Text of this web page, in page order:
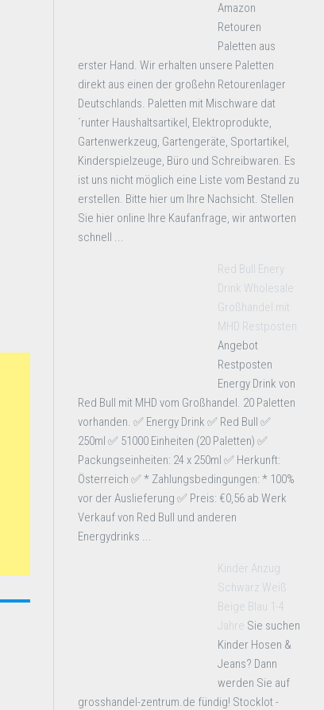
Amazon
Retouren
Paletten aus
erster Hand. Wir erhalten unsere Paletten
direkt aus einen der großehn Retourenlager
Deutschlands. Paletten mit Mischware dat
´runter Haushaltsartikel, Elektroprodukte,
Gartenwerkzeug, Gartengeräte, Sportartikel,
Kinderspielzeuge, Büro und Schreibwaren. Es
ist uns nicht möglich eine Liste vom Bestand zu
erstellen. Bitte hier um Ihre Nachsicht. Stellen
Sie hier online Ihre Kaufanfrage, wir antworten
schnell ...
Red Bull Enery
Drink Wholesale
Großhandel mit
MHD Restposten
Angebot
Restposten
Energy Drink von
Red Bull mit MHD vom Großhandel. 20 Paletten
vorhanden. ✅ Energy Drink ✅ Red Bull ✅
250ml ✅ 51000 Einheiten (20 Paletten) ✅
Packungseinheiten: 24 x 250ml ✅ Herkunft:
Österreich ✅ * Zahlungsbedingungen: * 100%
vor der Auslieferung ✅ Preis: €0,56 ab Werk
Verkauf von Red Bull und anderen
Energydrinks ...
Kinder Anzug
Schwarz Weiß
Beige Blau 1-4
Jahre Sie suchen
Kinder Hosen &
Jeans? Dann
werden Sie auf
grosshandel-zentrum.de fündig! Stocklot -